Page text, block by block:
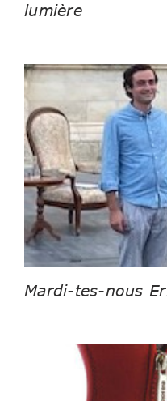
lumière
Mardi-tes-nous